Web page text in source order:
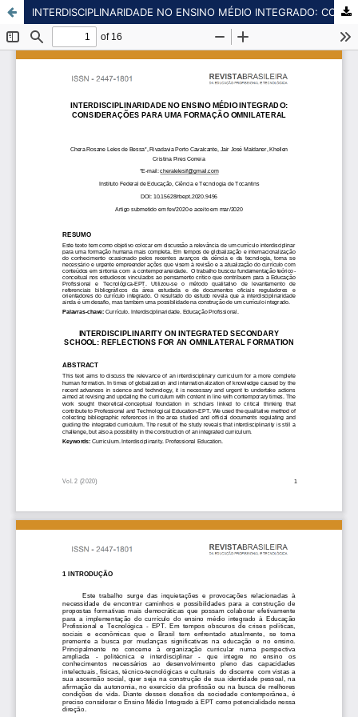
INTERDISCIPLINARIDADE NO ENSINO MÉDIO INTEGRADO: CONSIDERAÇÕES PARA UMA FORMAÇÃO OMNILATERAL